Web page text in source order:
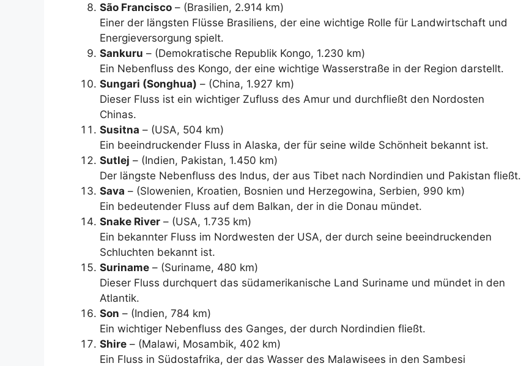
São Francisco – (Brasilien, 2.914 km)
Einer der längsten Flüsse Brasiliens, der eine wichtige Rolle für Landwirtschaft und
Energieversorgung spielt.
Sankuru – (Demokratische Republik Kongo, 1.230 km)
Ein Nebenfluss des Kongo, der eine wichtige Wasserstraße in der Region darstellt.
Sungari (Songhua) – (China, 1.927 km)
Dieser Fluss ist ein wichtiger Zufluss des Amur und durchfließt den Nordosten
Chinas.
Susitna – (USA, 504 km)
Ein beeindruckender Fluss in Alaska, der für seine wilde Schönheit bekannt ist.
Sutlej – (Indien, Pakistan, 1.450 km)
Der längste Nebenfluss des Indus, der aus Tibet nach Nordindien und Pakistan fließt.
Sava – (Slowenien, Kroatien, Bosnien und Herzegowina, Serbien, 990 km)
Ein bedeutender Fluss auf dem Balkan, der in die Donau mündet.
Snake River – (USA, 1.735 km)
Ein bekannter Fluss im Nordwesten der USA, der durch seine beeindruckenden
Schluchten bekannt ist.
Suriname – (Suriname, 480 km)
Dieser Fluss durchquert das südamerikanische Land Suriname und mündet in den
Atlantik.
Son – (Indien, 784 km)
Ein wichtiger Nebenfluss des Ganges, der durch Nordindien fließt.
Shire – (Malawi, Mosambik, 402 km)
Ein Fluss in Südostafrika, der das Wasser des Malawisees in den Sambesi